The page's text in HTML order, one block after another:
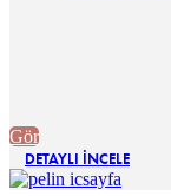
Gör
DETAYLI İNCELE